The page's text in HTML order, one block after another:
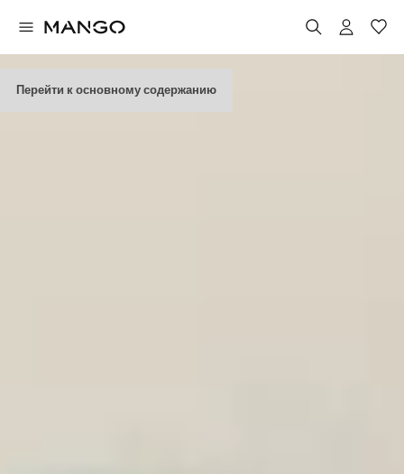
Перейти к основному содержанию